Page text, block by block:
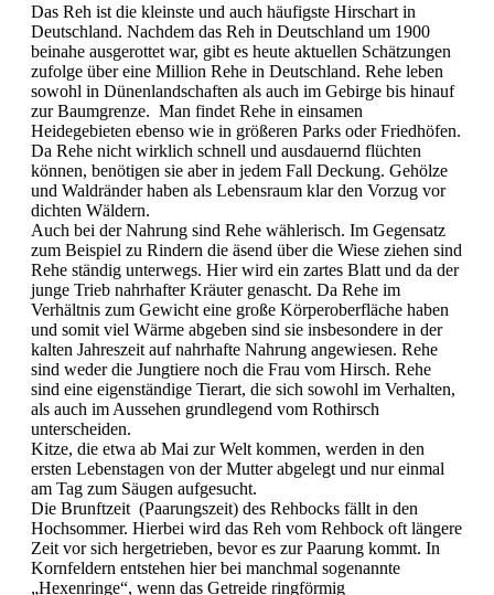
Das Reh ist die kleinste und auch häufigste Hirschart in
Deutschland. Nachdem das Reh in Deutschland um 1900
beinahe ausgerottet war, gibt es heute aktuellen Schätzungen
zufolge über eine Million Rehe in Deutschland. Rehe leben
sowohl in Dünenlandschaften als auch im Gebirge bis hinauf
zur Baumgrenze. Man findet Rehe in einsamen
Heidegebieten ebenso wie in größeren Parks oder Friedhöfen.
Da Rehe nicht wirklich schnell und ausdauernd flüchten
können, benötigen sie aber in jedem Fall Deckung. Gehölze
und Waldränder haben als Lebensraum klar den Vorzug vor
dichten Wäldern.
Auch bei der Nahrung sind Rehe wählerisch. Im Gegensatz
zum Beispiel zu Rindern die äsend über die Wiese ziehen sind
Rehe ständig unterwegs. Hier wird ein zartes Blatt und da der
junge Trieb nahrhafter Kräuter genascht. Da Rehe im
Verhältnis zum Gewicht eine große Körperoberfläche haben
und somit viel Wärme abgeben sind sie insbesondere in der
kalten Jahreszeit auf nahrhafte Nahrung angewiesen. Rehe
sind weder die Jungtiere noch die Frau vom Hirsch. Rehe
sind eine eigenständige Tierart, die sich sowohl im Verhalten,
als auch im Aussehen grundlegend vom Rothirsch
unterscheiden.
Kitze, die etwa ab Mai zur Welt kommen, werden in den
ersten Lebenstagen von der Mutter abgelegt und nur einmal
am Tag zum Säugen aufgesucht.
Die Brunftzeit (Paarungszeit) des Rehbocks fällt in den
Hochsommer. Hierbei wird das Reh vom Rehbock oft längere
Zeit vor sich hergetrieben, bevor es zur Paarung kommt. In
Kornfeldern entstehen hier bei manchmal sogenannte
„Hexenringe“, wenn das Getreide ringförmig